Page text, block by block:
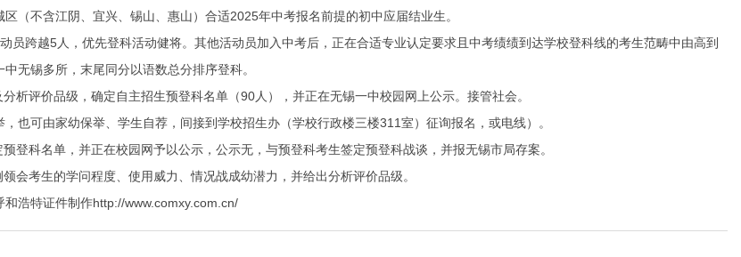
不含江阴、宜兴、锡山、惠山）合适2025年中考报名前提的初中应届结业生。
跨越5人，优先登科活动健将。其他活动员加入中考后，正在合适专业认定要求且中考绩绩到达学校登科线的考生范畴中由高到
无锡多所，末尾同分以语数总分排序登科。
评价品级，确定自主招生预登科名单（90人），并正在无锡一中校园网上公示。接管社会。
可由家幼保举、学生自荐，间接到学校招生办（学校行政楼三楼311室）征询报名，或电线）。
科名单，并正在校园网予以公示，公示无，与预登科考生签定预登科战谈，并报无锡市局存案。
考生的学问程度、使用威力、情况战成幼潜力，并给出分析评价品级。
浩特证件制作http://www.comxy.com.cn/